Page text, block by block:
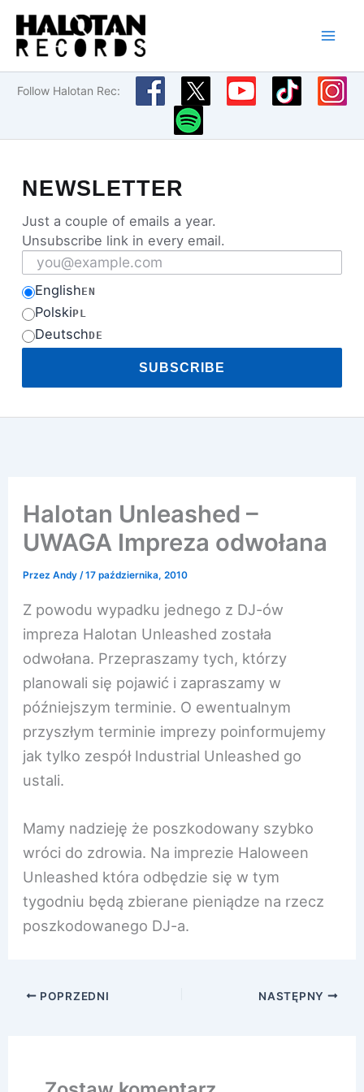
Przejdź
do
treści
Follow Halotan Rec:
NEWSLETTER
Just a couple of emails a year.
Unsubscribe link in every email.
Email address
EnglishEN
PolskiPL
DeutschDE
SUBSCRIBE
Halotan Unleashed –
UWAGA Impreza odwołana
PrzezAndy /17 października, 2010
Z powodu wypadku jednego z DJ-ów
impreza Halotan Unleashed została
odwołana. Przepraszamy tych, którzy
planowali się pojawić i zapraszamy w
późniejszym terminie. O ewentualnym
przyszłym terminie imprezy poinformujemy
jak tylko zespół Industrial Unleashed go
ustali.
Mamy nadzieję że poszkodowany szybko
wróci do zdrowia. Na imprezie Haloween
Unleashed która odbędzie się w tym
tygodniu będą zbierane pieniądze na rzecz
poszkodowanego DJ-a.
POPRZEDNI NASTĘPNY